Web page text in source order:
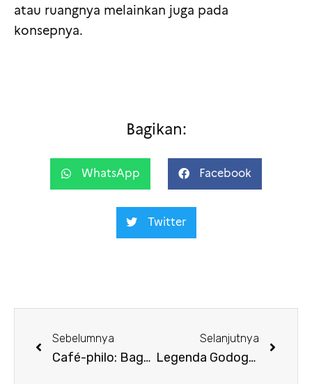
atau ruangnya melainkan juga pada
konsepnya.
Bagikan:
WhatsApp Facebook
Twitter
Sebelumnya
Café-philo: Bagaimanakah posisi sains di dalam masyarakat kita?
Selanjutnya
Legenda Godogan – Jakarta